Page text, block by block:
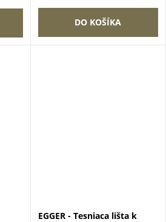
DO KOŠÍKA
EGGER - Tesniaca lišta k